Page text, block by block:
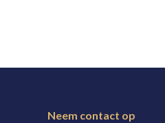
Neem contact op